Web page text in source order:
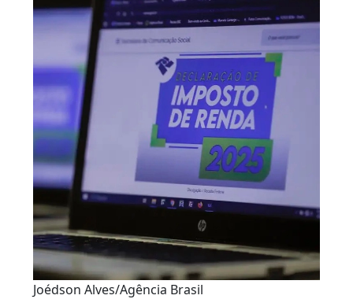
Joédson Alves/Agência Brasil